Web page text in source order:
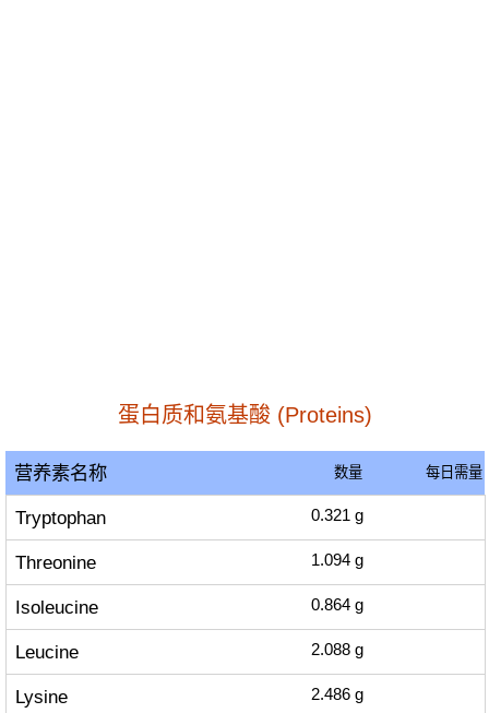
蛋白质和氨基酸 (Proteins)
营养素名称 数量 每日需量
Tryptophan 0.321 g
Threonine 1.094 g
Isoleucine 0.864 g
Leucine 2.088 g
Lysine 2.486 g